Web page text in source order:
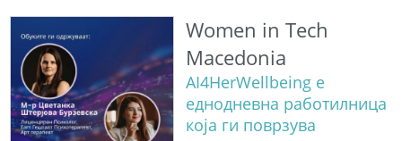
Women in Tech
Macedonia
AI4HerWellbeing е
еднодневна работилница
која ги поврзува